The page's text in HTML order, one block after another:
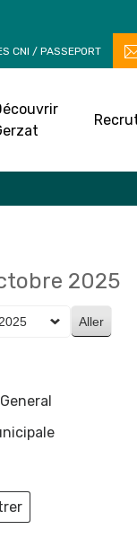
CNI / PASSEPORT
2025
General